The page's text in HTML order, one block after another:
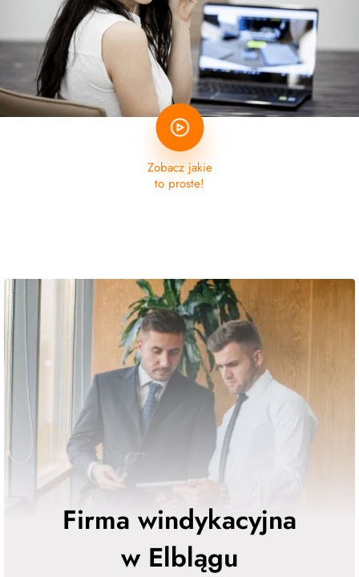
Zobacz jakie
to proste!
Firma windykacyjna
w Elblągu